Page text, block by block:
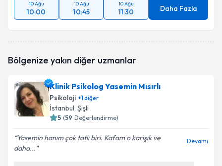
10 Ağu
10:00
10 Ağu
10:45
10 Ağu
11:30 Daha Fazla
Bölgenize yakın diğer uzmanlar
Klinik Psikolog Yasemin Mısırlı
Psikoloji +1diğer
İstanbul, Şişli
5 (59 Değerlendirme)
Yasemin hanım çok tatlı biri. Kafam o karışık ve
daha...
Devamı